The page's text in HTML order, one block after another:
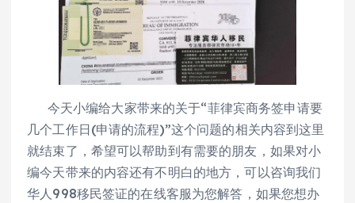
今天小编给大家带来的关于“菲律宾商务签申请要
几个工作日(申请的流程)”这个问题的相关内容到这里
就结束了，希望可以帮助到有需要的朋友，如果对小
编今天带来的内容还有不明白的地方，可以咨询我们
华人998移民签证的在线客服为您解答，如果您想办